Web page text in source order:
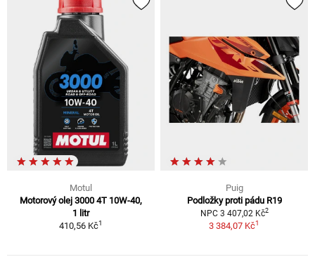
Motul
Motorový olej 3000 4T 10W-40,
1 litr
410,56 Kč1
Puig
Podložky proti pádu R19
NPC 3 407,02 Kč2
3 384,07 Kč1